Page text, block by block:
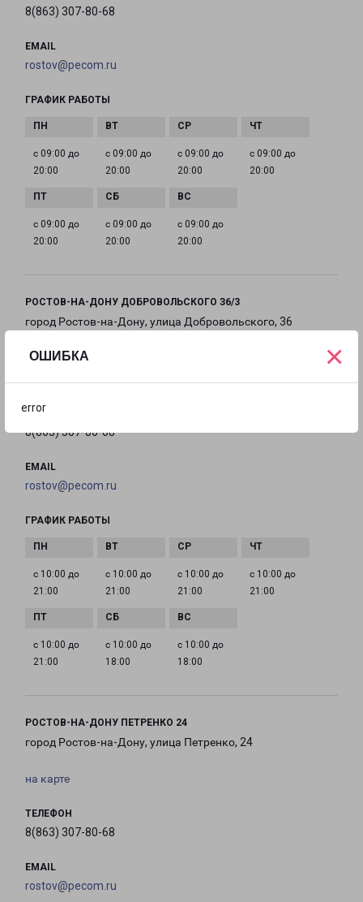
ОШИБКА
error
×
8(863) 307-80-68
EMAIL
rostov@pecom.ru
ГРАФИК РАБОТЫ
с 09:00 до
20:00
с 09:00 до
20:00
с 09:00 до
20:00
с 09:00 до
20:00
с 09:00 до
20:00
с 09:00 до
20:00
с 09:00 до
20:00
РОСТОВ-НА-ДОНУ ДОБРОВОЛЬСКОГО З6/3
город Ростов-на-Дону, улица Добровольского, 36
ТЕЛЕФОН
8(863) 307-80-68
EMAIL
rostov@pecom.ru
ГРАФИК РАБОТЫ
с 10:00 до
21:00
с 10:00 до
21:00
с 10:00 до
21:00
с 10:00 до
21:00
с 10:00 до
21:00
с 10:00 до
18:00
с 10:00 до
18:00
РОСТОВ-НА-ДОНУ ПЕТРЕНКО 24
город Ростов-на-Дону, улица Петренко, 24
на карте
ТЕЛЕФОН
8(863) 307-80-68
EMAIL
rostov@pecom.ru